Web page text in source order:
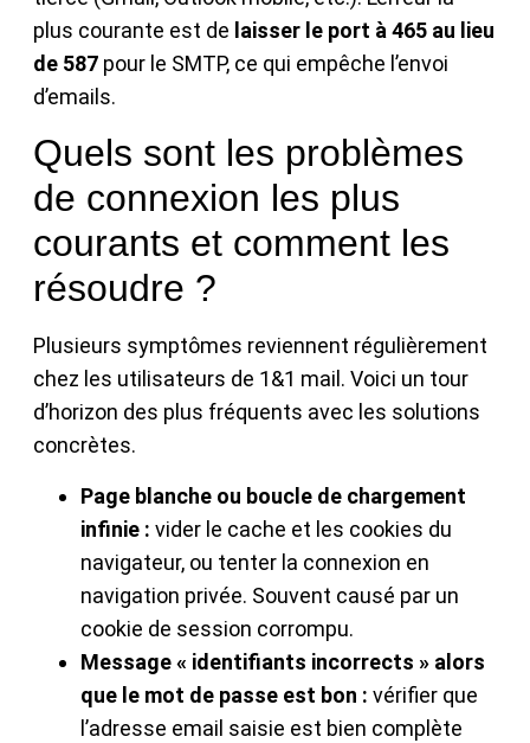
plus courante est de laisser le port à 465 au lieu
de 587 pour le SMTP, ce qui empêche l’envoi
d’emails.
Quels sont les problèmes
de connexion les plus
courants et comment les
résoudre ?
Plusieurs symptômes reviennent régulièrement
chez les utilisateurs de 1&1 mail. Voici un tour
d’horizon des plus fréquents avec les solutions
concrètes.
Page blanche ou boucle de chargement
infinie : vider le cache et les cookies du
navigateur, ou tenter la connexion en
navigation privée. Souvent causé par un
cookie de session corrompu.
Message « identifiants incorrects » alors
que le mot de passe est bon : vérifier que
l’adresse email saisie est bien complète